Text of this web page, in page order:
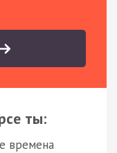
ты:
времена